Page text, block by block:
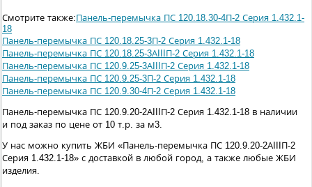
Смотрите также:Панель-перемычка ПС 120.18.30-4П-2 Серия 1.432.1-
18
Панель-перемычка ПС 120.18.25-3П-2 Серия 1.432.1-18
Панель-перемычка ПС 120.18.25-3АIIIП-2 Серия 1.432.1-18
Панель-перемычка ПС 120.9.25-3АIIIП-2 Серия 1.432.1-18
Панель-перемычка ПС 120.9.25-3П-2 Серия 1.432.1-18
Панель-перемычка ПС 120.9.30-4П-2 Серия 1.432.1-18
Панель-перемычка ПС 120.9.20-2АIIIП-2 Серия 1.432.1-18 в наличии
и под заказ по цене от 10 т.р. за м3.
У нас можно купить ЖБИ «Панель-перемычка ПС 120.9.20-2АIIIП-2
Серия 1.432.1-18» с доставкой в любой город, а также любые ЖБИ
изделия.